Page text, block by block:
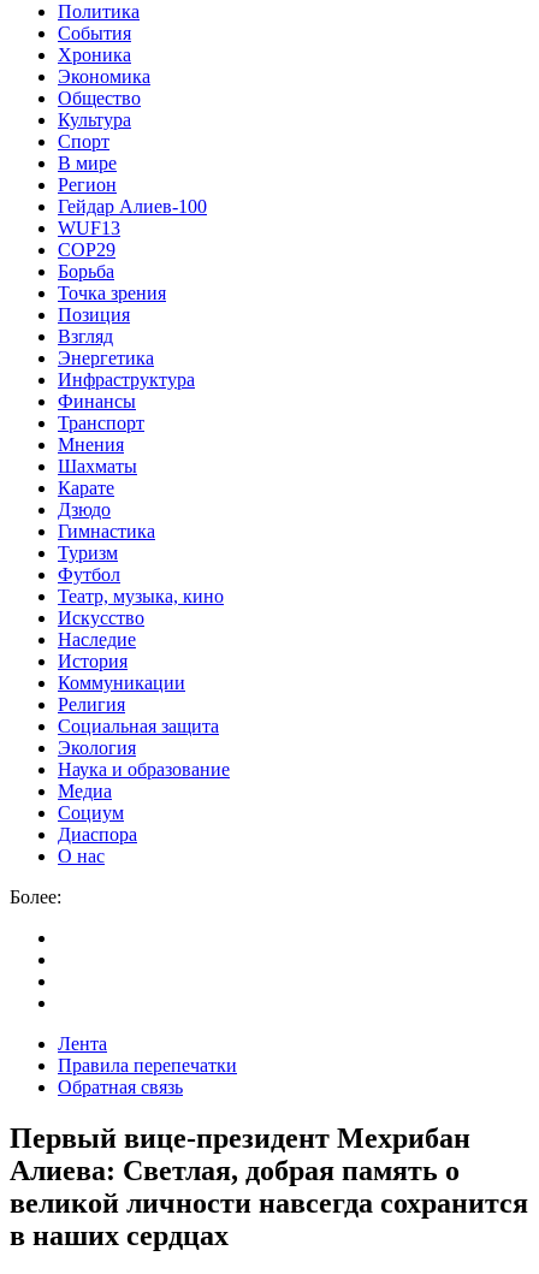
Политика
События
Хроника
Экономика
Общество
Культура
Спорт
В мире
Регион
Гейдар Алиев-100
WUF13
COP29
Борьба
Точка зрения
Позиция
Взгляд
Энергетика
Инфраструктура
Финансы
Транспорт
Мнения
Шахматы
Карате
Дзюдо
Гимнастика
Туризм
Футбол
Театр, музыка, кино
Искусство
Наследие
История
Коммуникации
Религия
Социальная защита
Экология
Наука и образование
Медиа
Социум
Диаспора
О нас
Более:
Лента
Правила перепечатки
Обратная связь
Первый вице-президент Мехрибан
Алиева: Светлая, добрая память о
великой личности навсегда сохранится
в наших сердцах